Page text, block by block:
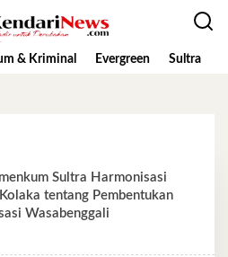
& Kriminal Evergreen Sultra
Sultra Harmonisasi
tentang Pembentukan
Wasabenggali